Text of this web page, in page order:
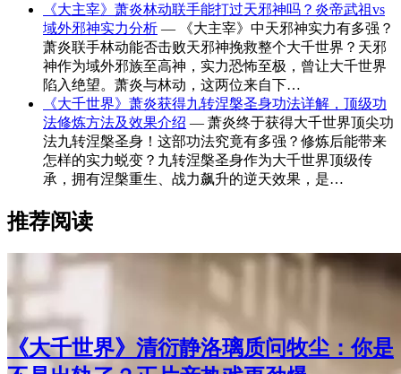
《大主宰》萧炎林动联手能打过天邪神吗？炎帝武祖vs
域外邪神实力分析 — 《大主宰》中天邪神实力有多强？
萧炎联手林动能否击败天邪神挽救整个大千世界？天邪
神作为域外邪族至高神，实力恐怖至极，曾让大千世界
陷入绝望。萧炎与林动，这两位来自下…
《大千世界》萧炎获得九转涅槃圣身功法详解，顶级功
法修炼方法及效果介绍 — 萧炎终于获得大千世界顶尖功
法九转涅槃圣身！这部功法究竟有多强？修炼后能带来
怎样的实力蜕变？九转涅槃圣身作为大千世界顶级传
承，拥有涅槃重生、战力飙升的逆天效果，是…
推荐阅读
《大千世界》清衍静洛璃质问牧尘：你是